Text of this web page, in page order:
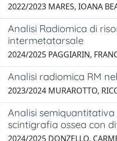
2022/2023 MARES, IOANA
Analisi Radiomica di
intermetatarsale
2024/2025 PAGGIARIN,
Analisi radiomica RM
2023/2024 MURAROTTO,
Analisi
scintigrafia ossea con
2024/2025 DONZELLO,